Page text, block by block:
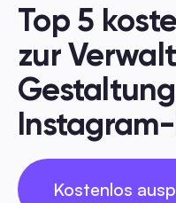
Top 5
zur
Kostenlos